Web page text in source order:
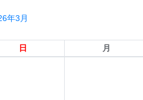
年3月
日 月